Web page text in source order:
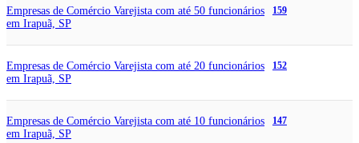
Empresas de Comércio Varejista com até 50 funcionários
em Irapuã, SP
159
Empresas de Comércio Varejista com até 20 funcionários
em Irapuã, SP
152
Empresas de Comércio Varejista com até 10 funcionários
em Irapuã, SP
147